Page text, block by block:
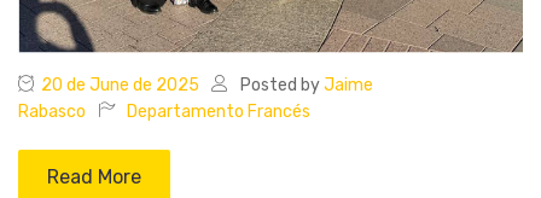
20 de June de 2025 Posted byJaime
Rabasco
Departamento Francés
Read More